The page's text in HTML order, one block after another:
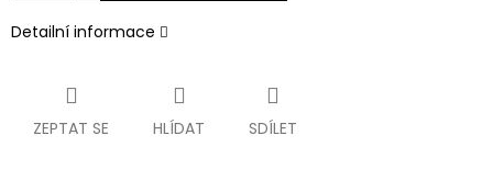
Detailní informace
ZEPTAT SE HLÍDAT SDÍLET